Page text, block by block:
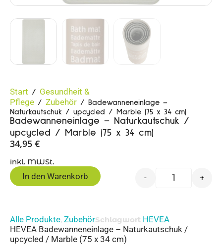
Start / Gesundheit &
Pflege / Zubehör / Badewanneneinlage –
Naturkautschuk / upcycled / Marble (75 x 34 cm)
Badewanneneinlage – Naturkautschuk /
upcycled / Marble (75 x 34 cm)
34,95 €
inkl. MWSt.
- +
In den Warenkorb
Alle Produkte, ZubehörSchlagwort HEVEA
HEVEA Badewanneneinlage – Naturkautschuk /
upcycled / Marble (75 x 34 cm)